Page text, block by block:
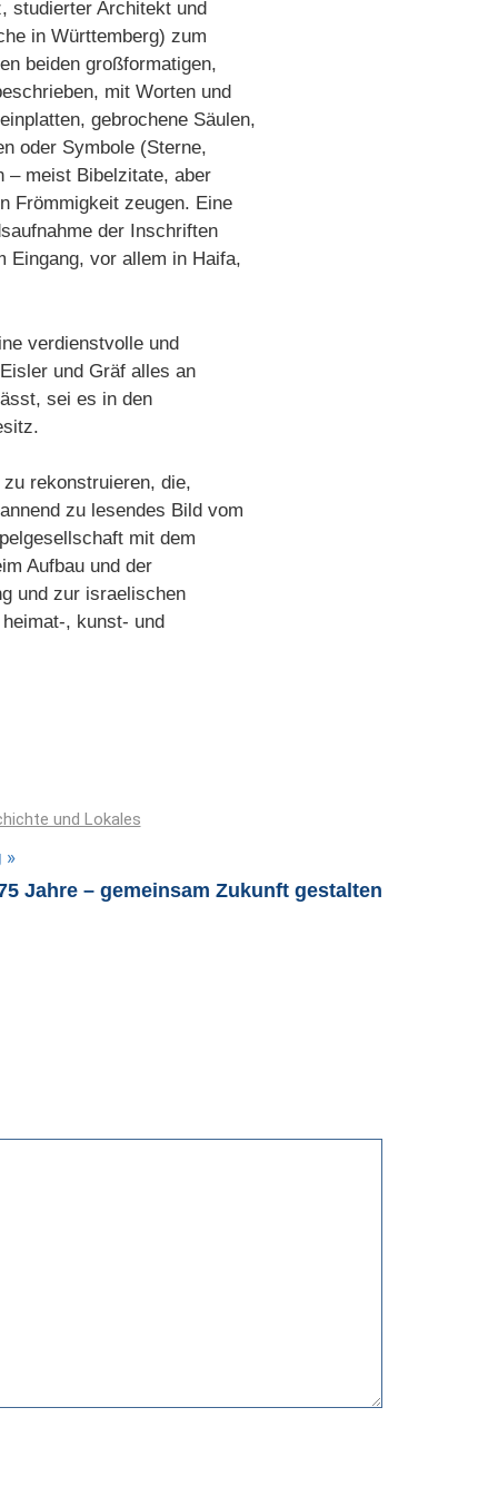
studierter Architekt und
in Württemberg) zum
beiden großformatigen,
mit Worten und
gebrochene Säulen,
oder Symbole (Sterne,
– meist Bibelzitate, aber
Frömmigkeit zeugen. Eine
der Inschriften
Eingang, vor allem in Haifa,
verdienstvolle und
und Gräf alles an
sei es in den
rekonstruieren, die,
zu lesendes Bild vom
mit dem
Aufbau und der
und zur israelischen
, kunst- und
und Lokales
Jahre – gemeinsam Zukunft gestalten